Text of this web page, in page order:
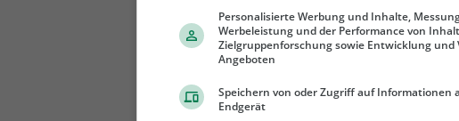
1000 ft
Personalisierte Werbung und Inhalte,
Werbeleistung und der Performance von
Zielgruppenforschung sowie Entwicklung und
Angeboten
Speichern von oder Zugriff auf Informationen
Endgerät